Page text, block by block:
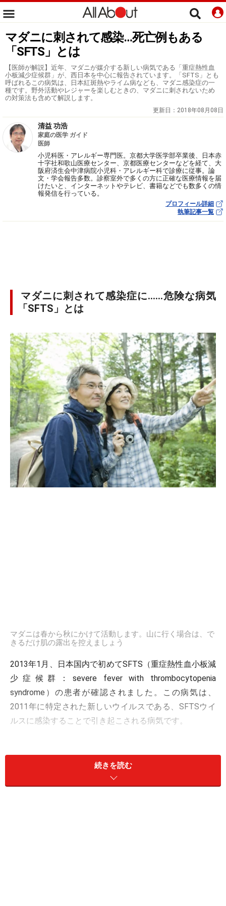
マダニに刺されて感染…死亡例もある
「SFTS」とは
【医師が解説】近年、マダニが媒介する新しい病気である「重症熱性血
小板減少症候群」が、西日本を中心に報告されています。「SFTS」とも
呼ばれるこの病気は、日本紅斑熱やライム病なども、マダニ感染症の一
種です。野外活動やレジャーを楽しむときの、マダニに刺されないため
の対策法も含めて解説します。
更新日： 2018年08月08日
清益 功浩
家庭の医学 ガイド
医師
小児科医・アレルギー専門医。京都大学医学部卒業後、日本赤
十字社和歌山医療センター、京都医療センターなどを経て、大
阪府済生会中津病院小児科・アレルギー科で診療に従事。論
文・学会報告多数。診察室外で多くの方に正確な医療情報を届
けたいと、インターネットやテレビ、書籍などでも数多くの情
報発信を行っている。
プロフィール詳細
執筆記事一覧
マダニに刺されて感染症に……危険な病気
「SFTS」とは
マダニは春から秋にかけて活動します。山に行く場合は、で
きるだけ肌の露出を控えましょう
2013年1月、日本国内で初めてSFTS（重症熱性血小板減
少症候群：severe fever with thrombocytopenia
syndrome）の患者が確認されました。この病気は、
2011年に特定された新しいウイルスである、SFTSウイ
ルスに感染することで引き起こされる病気です。
SFTSの原因・症状・死亡リスク
SFTS主な症状は発熱と嘔吐や下痢などで、重症化して死
続きを読む